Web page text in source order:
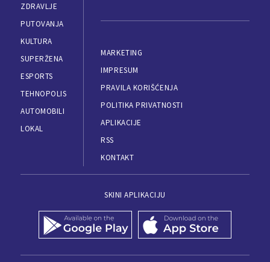
ZDRAVLJE
PUTOVANJA
KULTURA
SUPERŽENA
ESPORTS
TEHNOPOLIS
AUTOMOBILI
LOKAL
MARKETING
IMPRESUM
PRAVILA KORIŠĆENJA
POLITIKA PRIVATNOSTI
APLIKACIJE
RSS
KONTAKT
SKINI APLIKACIJU